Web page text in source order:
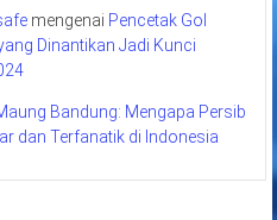
mengenai Pencetak Gol
Dinantikan Jadi Kunci
Bandung: Mengapa Persib
dan Terfanatik di Indonesia